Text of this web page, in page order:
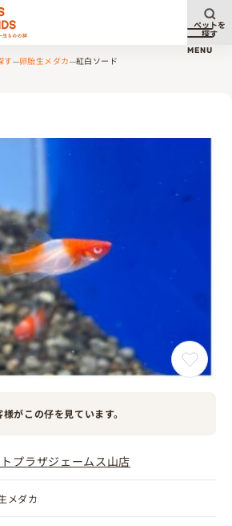
メニ
MENU
ペットを
探す
す 卵胎生メダカ 紅白ソード
がこの仔を見ています。
プラザジェームス山店
メダカ